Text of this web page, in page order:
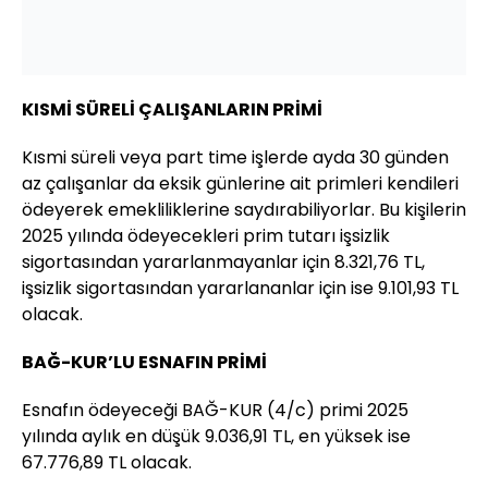
KISMİ SÜRELİ ÇALIŞANLARIN PRİMİ
Kısmi süreli veya part time işlerde ayda 30 günden
az çalışanlar da eksik günlerine ait primleri kendileri
ödeyerek emekliliklerine saydırabiliyorlar. Bu kişilerin
2025 yılında ödeyecekleri prim tutarı işsizlik
sigortasından yararlanmayanlar için 8.321,76 TL,
işsizlik sigortasından yararlananlar için ise 9.101,93 TL
olacak.
BAĞ-KUR’LU ESNAFIN PRİMİ
Esnafın ödeyeceği BAĞ-KUR (4/c) primi 2025
yılında aylık en düşük 9.036,91 TL, en yüksek ise
67.776,89 TL olacak.